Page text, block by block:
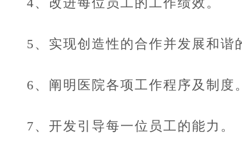
5、实现创造性的合作并发展和谐
6、阐明医院各项工作程序及制度。
7、开发引导每一位员工的能力。